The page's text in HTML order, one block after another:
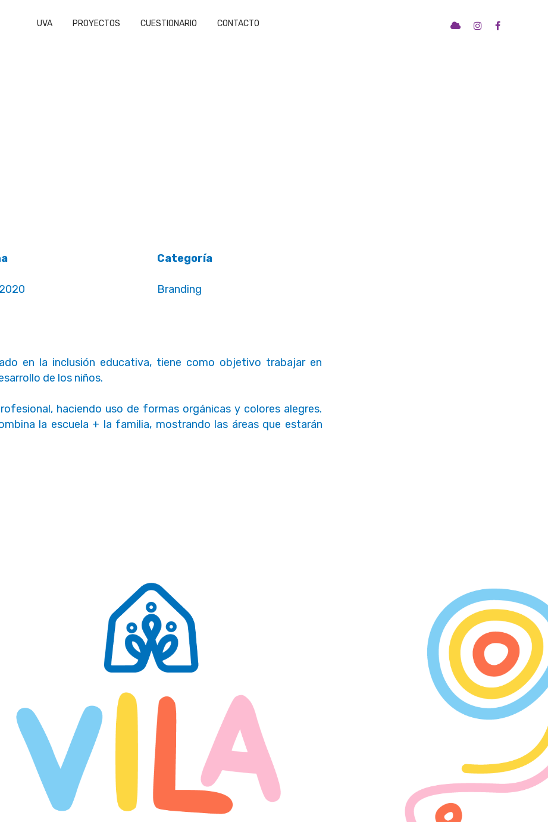
UVA PROYECTOS CUESTIONARIO CONTACTO
Categoría
Branding
en la inclusión educativa, tiene como objetivo trabajar en
de los niños.
haciendo uso de formas orgánicas y colores alegres.
la escuela + la familia, mostrando las áreas que estarán